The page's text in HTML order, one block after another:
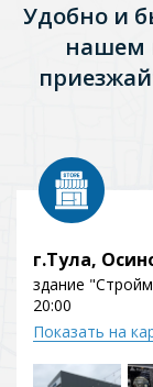
Удобно и
нашем
г.Тула,
здание
20:00
Показать на